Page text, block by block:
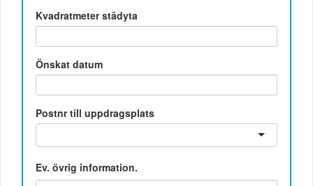
Kvadratmeter städyta
Önskat datum
Postnr till uppdragsplats
Ev. övrig information.